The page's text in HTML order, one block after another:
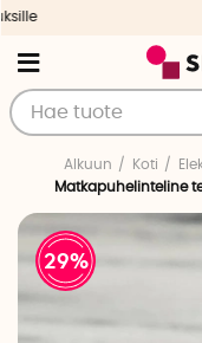
Alkuun Koti
Matkapuhelinteline
29